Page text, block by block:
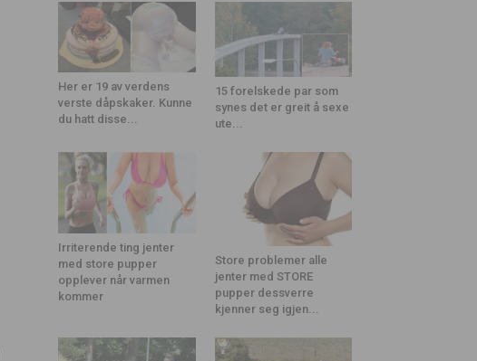
Her er 19 av verdens
verste dåpskaker. Kunne
du hatt disse...
15 forelskede par som
synes det er greit å sexe
ute...
Irriterende ting jenter
med store pupper
opplever når varmen
kommer
Store problemer alle
jenter med STORE
pupper dessverre
kjenner seg igjen...